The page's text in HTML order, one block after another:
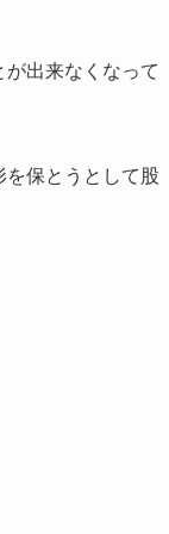
出来なくなって
を保とうとして股